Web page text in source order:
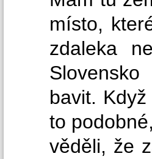
místo,
zdaleka
bavit.
to
věděli, že